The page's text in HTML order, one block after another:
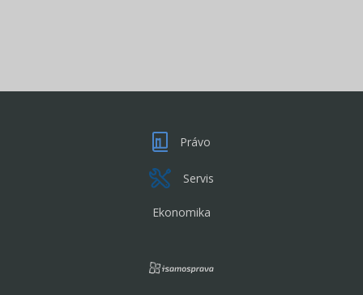
Právo
Servis
Ekonomika